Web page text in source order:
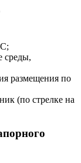
среды,
размещения по
(по стрелке на